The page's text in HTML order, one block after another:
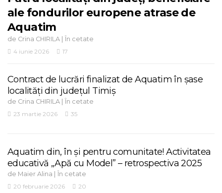
ale fondurilor europene atrase de
Aquatim
de Crina CHIRILA | În cetate
4 iunie 2026
17
Contract de lucrări finalizat de Aquatim în șase
localități din județul Timiș
de Crina CHIRILA | În cetate
23 martie 2026
35
Aquatim din, în și pentru comunitate! Activitatea
educativă „Apă cu Model” – retrospectiva 2025
de Maier Alina | În cetate
20 februarie 2026
20